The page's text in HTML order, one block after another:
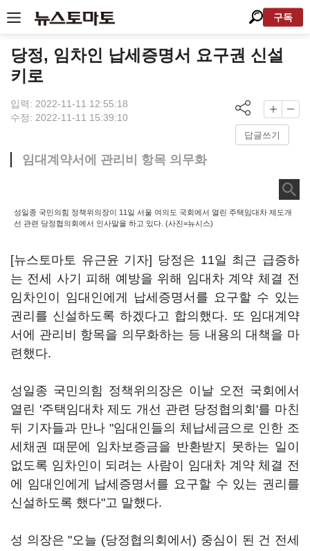
구독
당정, 임차인 납세증명서 요구권 신설
키로
입력: 2022-11-11 12:55:18
수정: 2022-11-11 15:39:10
답글쓰기
임대계약서에 관리비 항목 의무화
성일종 국민의힘 정책위의장이 11일 서울 여의도 국회에서 열린 주택임대차 제도개
선 관련 당정협의회에서 인사말을 하고 있다. (사진=뉴시스)
[뉴스토마토 유근윤 기자] 당정은 11일 최근 급증하
는 전세 사기 피해 예방을 위해 임대차 계약 체결 전
임차인이 임대인에게 납세증명서를 요구할 수 있는
권리를 신설하도록 하겠다고 합의했다. 또 임대계약
서에 관리비 항목을 의무화하는 등 내용의 대책을 마
련했다.
성일종 국민의힘 정책위의장은 이날 오전 국회에서
열린 '주택임대차 제도 개선 관련 당정협의회'를 마친
뒤 기자들과 만나 "임대인들의 체납세금으로 인한 조
세채권 때문에 임차보증금을 반환받지 못하는 일이
없도록 임차인이 되려는 사람이 임대차 계약 체결 전
에 임대인에게 납세증명서를 요구할 수 있는 권리를
신설하도록 했다"고 말했다.
성 의장은 "오늘 (당정협의회에서) 중심이 된 건 전세